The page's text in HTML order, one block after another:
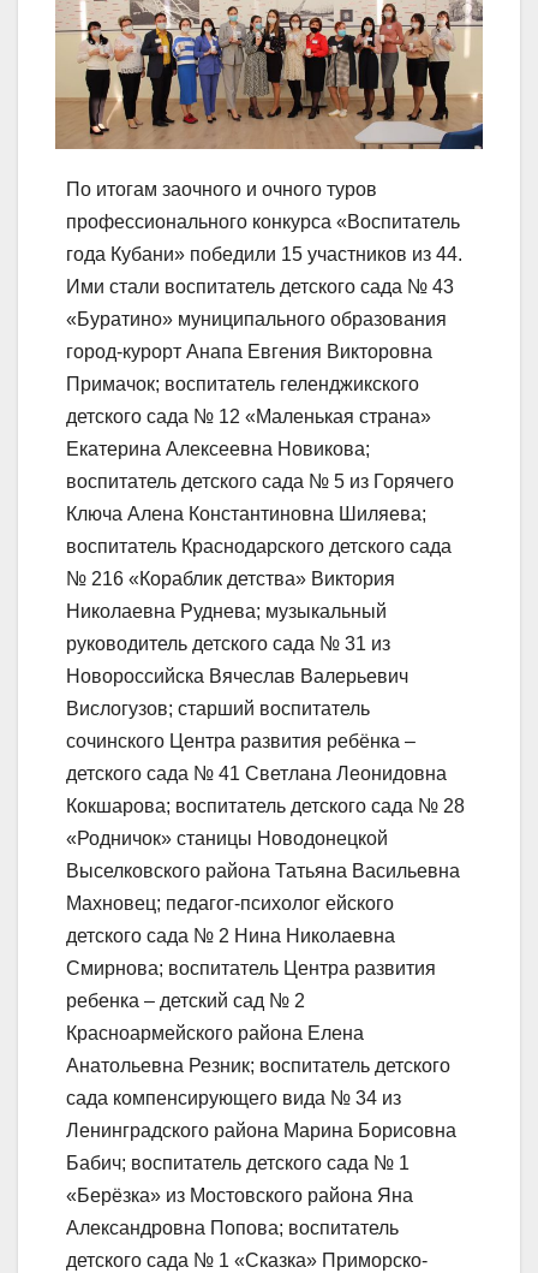
По итогам заочного и очного туров
профессионального конкурса «Воспитатель
года Кубани» победили 15 участников из 44.
Ими стали воспитатель детского сада № 43
«Буратино» муниципального образования
город-курорт Анапа Евгения Викторовна
Примачок; воспитатель геленджикского
детского сада № 12 «Маленькая страна»
Екатерина Алексеевна Новикова;
воспитатель детского сада № 5 из Горячего
Ключа Алена Константиновна Шиляева;
воспитатель Краснодарского детского сада
№ 216 «Кораблик детства» Виктория
Николаевна Руднева; музыкальный
руководитель детского сада № 31 из
Новороссийска Вячеслав Валерьевич
Вислогузов; старший воспитатель
сочинского Центра развития ребёнка –
детского сада № 41 Светлана Леонидовна
Кокшарова; воспитатель детского сада № 28
«Родничок» станицы Новодонецкой
Выселковского района Татьяна Васильевна
Махновец; педагог-психолог ейского
детского сада № 2 Нина Николаевна
Смирнова; воспитатель Центра развития
ребенка – детский сад № 2
Красноармейского района Елена
Анатольевна Резник; воспитатель детского
сада компенсирующего вида № 34 из
Ленинградского района Марина Борисовна
Бабич; воспитатель детского сада № 1
«Берёзка» из Мостовского района Яна
Александровна Попова; воспитатель
детского сада № 1 «Сказка» Приморско-